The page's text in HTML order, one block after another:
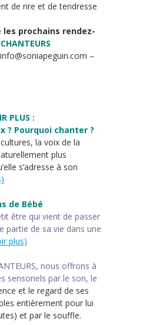
de rire et de tendresse
les prochains rendez-
–
PLUS :
? Pourquoi chanter ?
la voix de la
plus
s’adresse à son
de Bébé
être qui vient de passer
partie de sa vie dans une
plus)
nous offrons à
sensoriels par le son, le
et le regard de ses
entièrement pour lui
et par le souffle.